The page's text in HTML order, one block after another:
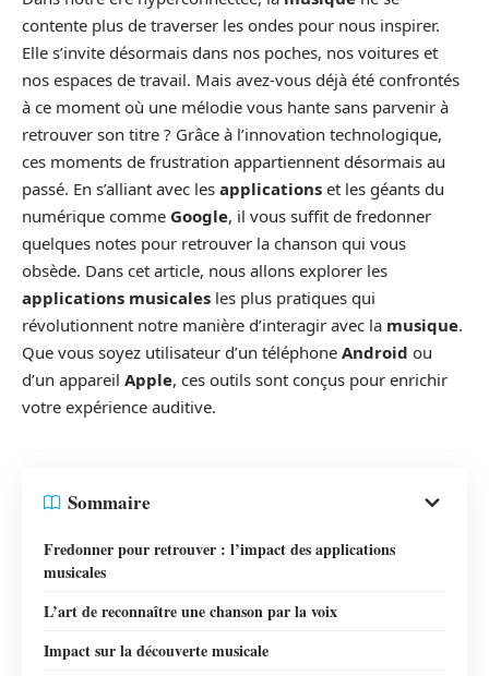
contente plus de traverser les ondes pour nous inspirer.
Elle s’invite désormais dans nos poches, nos voitures et
nos espaces de travail. Mais avez-vous déjà été confrontés
à ce moment où une mélodie vous hante sans parvenir à
retrouver son titre ? Grâce à l’innovation technologique,
ces moments de frustration appartiennent désormais au
passé. En s’alliant avec les applications et les géants du
numérique comme Google, il vous suffit de fredonner
quelques notes pour retrouver la chanson qui vous
obsède. Dans cet article, nous allons explorer les
applications musicales les plus pratiques qui
révolutionnent notre manière d’interagir avec la musique.
Que vous soyez utilisateur d’un téléphone Android ou
d’un appareil Apple, ces outils sont conçus pour enrichir
votre expérience auditive.
Sommaire
Fredonner pour retrouver : l’impact des applications
musicales
L’art de reconnaître une chanson par la voix
Impact sur la découverte musicale